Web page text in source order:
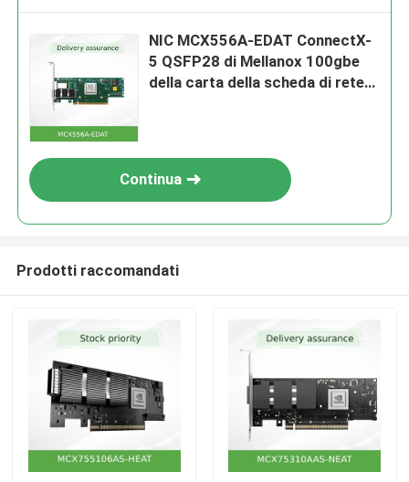
NIC MCX556A-EDAT ConnectX-
5 QSFP28 di Mellanox 100gbe
della carta della scheda di rete
Continua
Prodotti raccomandati